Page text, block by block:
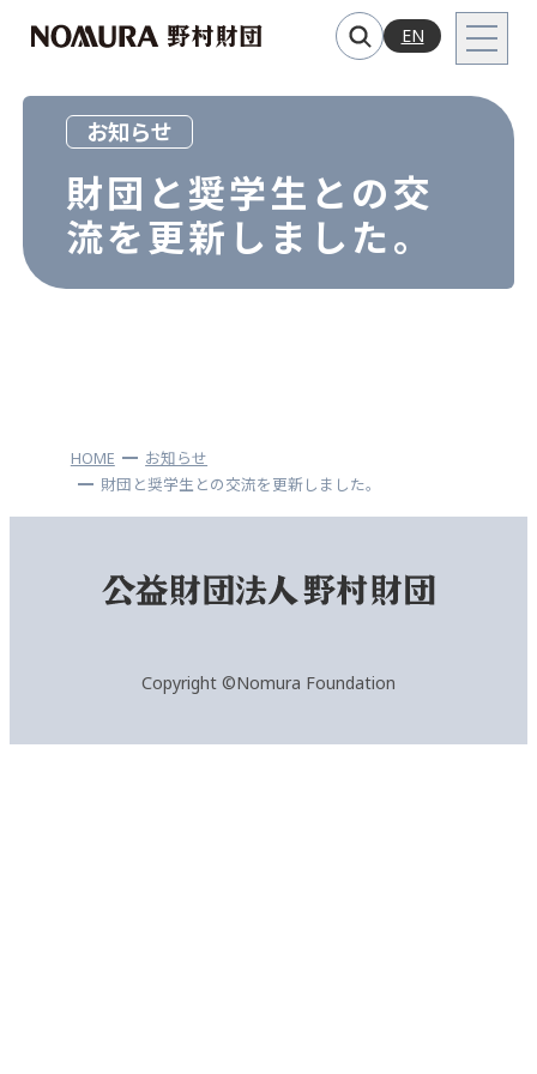
EN
お知らせ
財団と奨学生との交
流を更新しました。
HOME
お知らせ
財団と奨学生との交流を更新しました。
Copyright ©Nomura Foundation